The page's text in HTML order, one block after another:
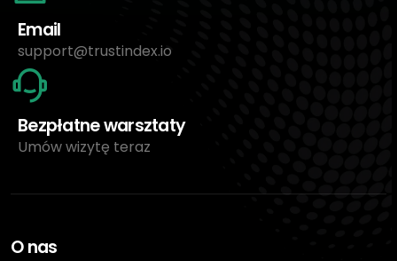
Email
support@trustindex.io
Bezpłatne warsztaty
Umów wizytę teraz
O nas